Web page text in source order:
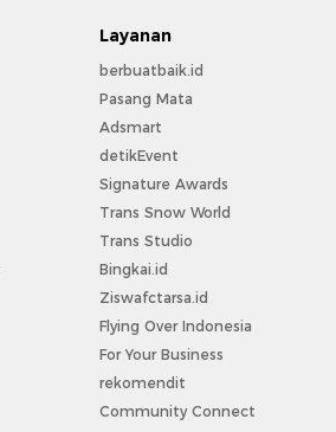
Layanan
berbuatbaik.id
Pasang Mata
Adsmart
detikEvent
Signature Awards
Trans Snow World
Trans Studio
Bingkai.id
Ziswafctarsa.id
Flying Over Indonesia
For Your Business
rekomendit
Community Connect